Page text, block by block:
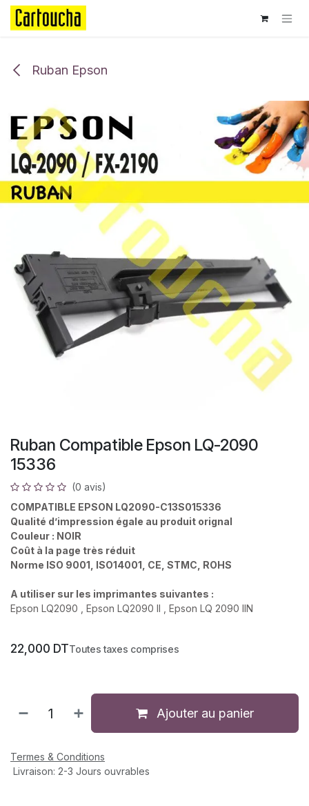
Se rendre au contenu
Ruban Epson
Ruban Compatible Epson LQ-2090
15336
(0 avis)
COMPATIBLE EPSON LQ2090-C13S015336
Qualité d’impression égale au produit orignal
Couleur : NOIR
Coût à la page très réduit
Norme ISO 9001, ISO14001, CE, STMC, ROHS
A utiliser sur les imprimantes suivantes :
Epson LQ2090 , Epson LQ2090 II , Epson LQ 2090 IIN
22,000 DTToutes taxes comprises
Ajouter au panier
Termes & Conditions
Livraison: 2-3 Jours ouvrables